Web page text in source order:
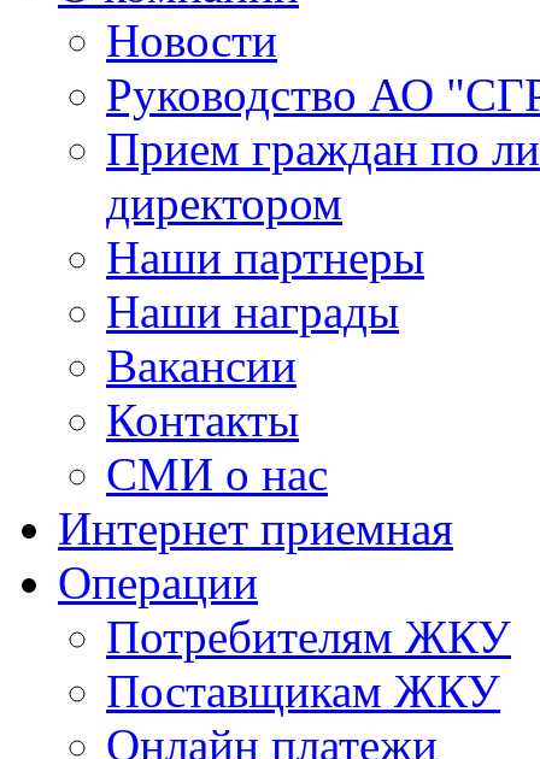
Новости
Руководство АО
Прием граждан по
директором
Наши партнеры
Наши награды
Вакансии
Контакты
СМИ о нас
Интернет приемная
Операции
Потребителям ЖКУ
Поставщикам ЖКУ
Онлайн платежи